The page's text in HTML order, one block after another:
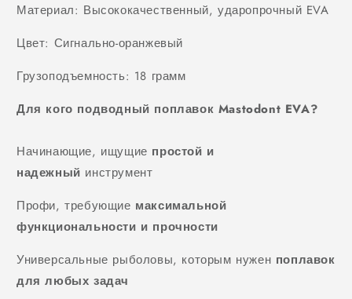
Материал: Высококачественный, ударопрочный EVA
Цвет: Сигнально-оранжевый
Грузоподъемность: 18 грамм
Для кого подводный поплавок Mastodont EVA?
Начинающие, ищущие простой и
надежный инструмент
Профи, требующие максимальной
функциональности и прочности
Универсальные рыболовы, которым нужен поплавок
для любых задач